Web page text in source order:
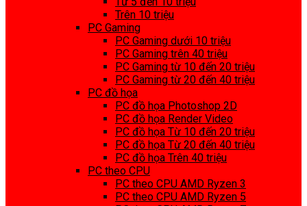
Trên 10 triệu
PC Gaming
PC Gaming dưới 10 triệu
PC Gaming trên 40 triệu
PC Gaming từ 10 đến 20 triệu
PC Gaming từ 20 đến 40 triệu
PC đồ họa
PC đồ họa Photoshop 2D
PC đồ họa Render Video
PC đồ họa Từ 10 đến 20 triệu
PC đồ họa Từ 20 đến 40 triệu
PC đồ họa Trên 40 triệu
PC theo CPU
PC theo CPU AMD Ryzen 3
PC theo CPU AMD Ryzen 5